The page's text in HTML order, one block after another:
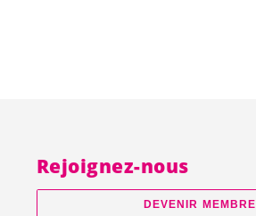
Rejoignez-nous
DEVENIR MEMBRE